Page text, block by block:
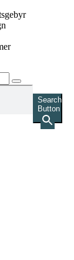
Search
Button